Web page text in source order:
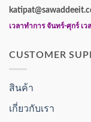
เวลาทำการ จันทร์-ศุกร์ เว
CUSTOMER
สินค้า
เกี่ยวกับเรา